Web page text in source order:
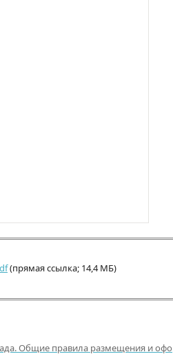
(прямая ссылка; 14,4 МБ)
Общие правила размещения и